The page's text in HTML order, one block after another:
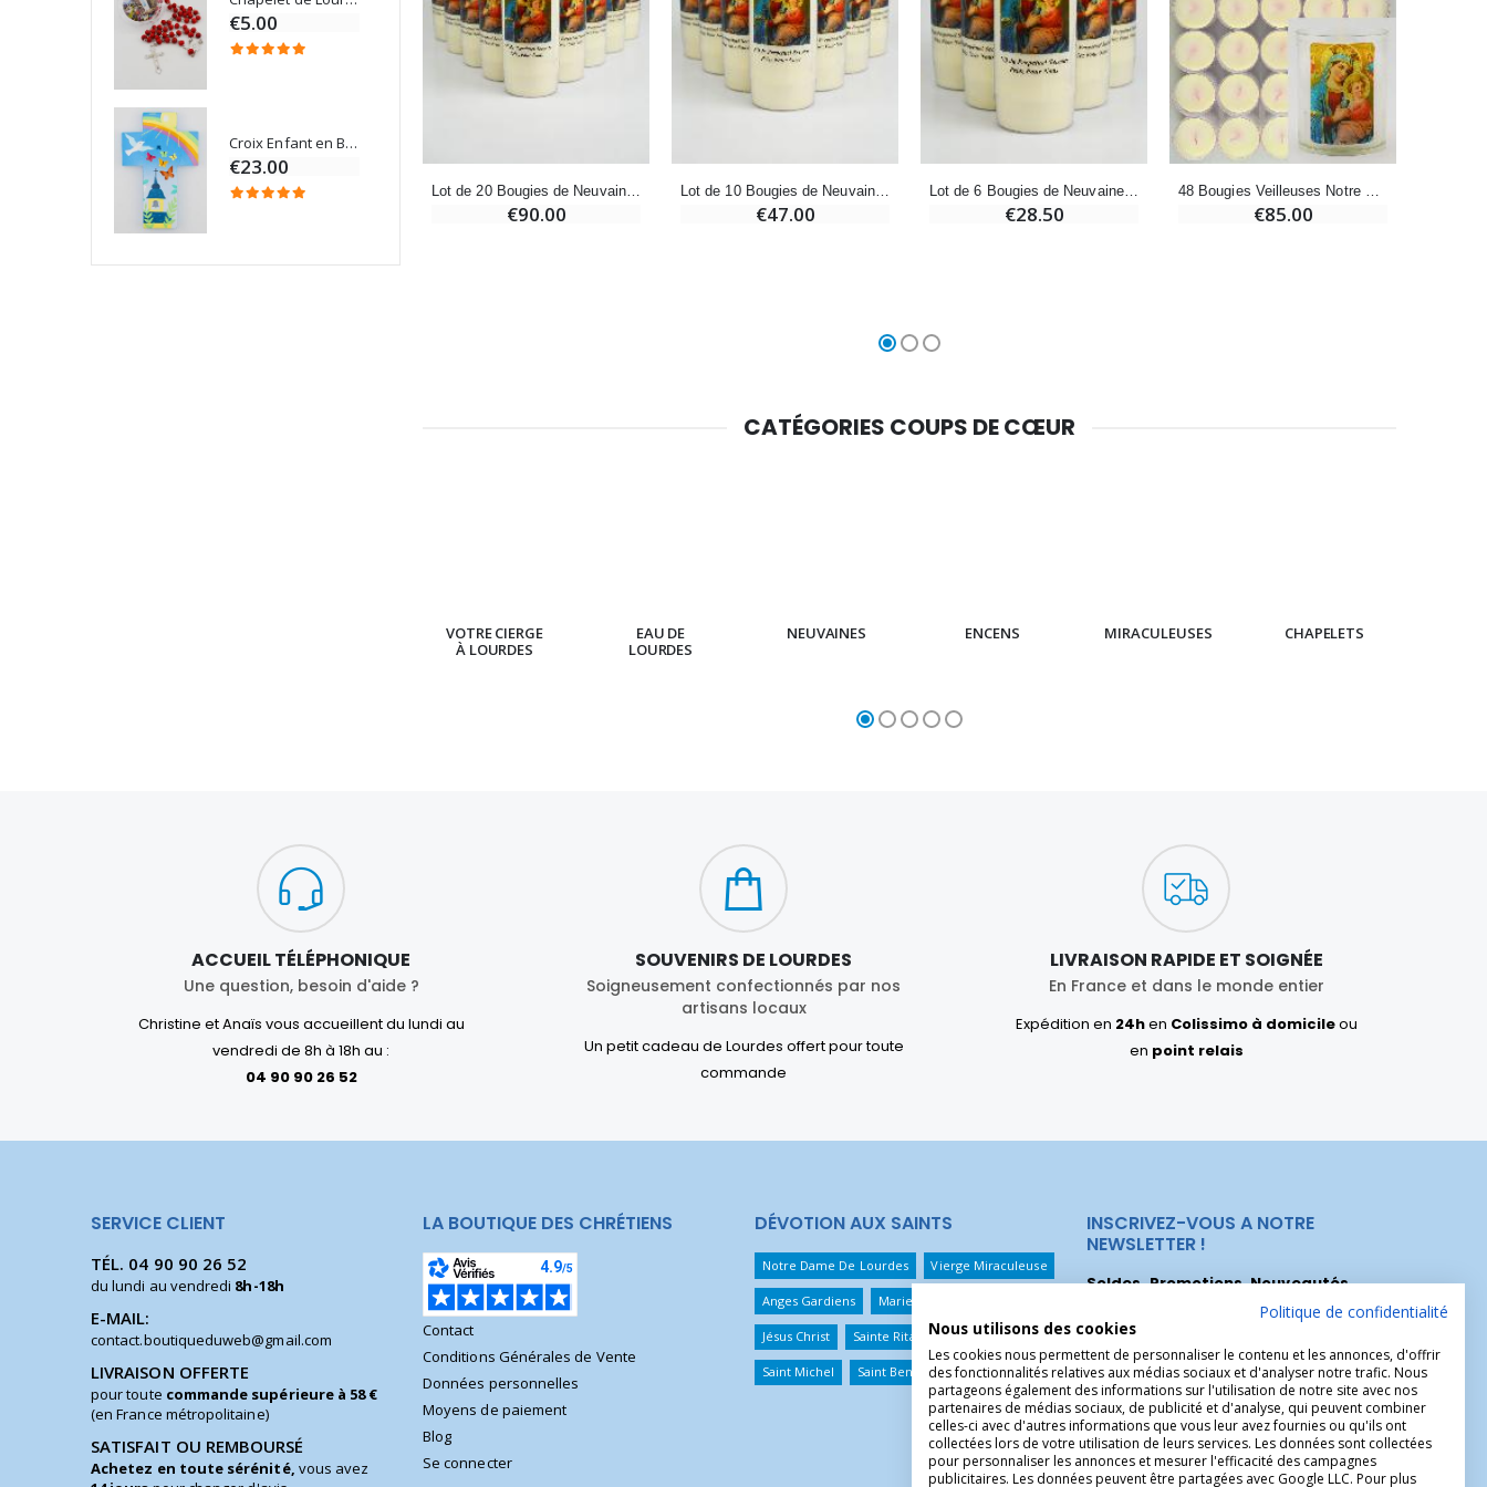
€5.00
Croix Enfant en Bois Eglise Papillons et Arc-en-ciel 15 cm
€23.00
€9.90
€4.90
€5.00
€23.00
€9.90
Bougie Neuvaine pour une Guérison - 17.5cm
€4.90
Lot de 20 Bougies de Neuvaine à Notre Dame du Perpétuel Secours
€90.00
Lot de 10 Bougies de Neuvaine à Notre Dame du Perpétuel Secours
€47.00
Lot de 6 Bougies de Neuvaine à Notre Dame du Perpétuel Secours
€28.50 €85.00
CATÉGORIES COUPS DE CŒUR
VOTRE CIERGE
À LOURDES
EAU DE
LOURDES
NEUVAINES ENCENS MIRACULEUSES CHAPELETS
ACCUEIL TÉLÉPHONIQUE
Une question, besoin d'aide ?
Christine et Anaïs vous accueillent du lundi au
vendredi de 8h à 18h au :
04 90 90 26 52
SOUVENIRS DE LOURDES
Soigneusement confectionnés par nos
artisans locaux
Un petit cadeau de Lourdes offert pour toute
commande
LIVRAISON RAPIDE ET SOIGNÉE
En France et dans le monde entier
Expédition en 24hen Colissimo à domicileou
en point relais
SERVICE CLIENT
TÉL. 04 90 90 26 52
du lundi au vendredi 8h-18h
E-MAIL:
contact.boutiqueduweb@gmail.com
LIVRAISON OFFERTE
pour toute commande supérieure à 58 €
(en France métropolitaine)
SATISFAIT OU REMBOURSÉ
Achetez en toute sérénité, vous avez
LA BOUTIQUE DES CHRÉTIENS
Contact
Conditions Générales de Vente
Données personnelles
Moyens de paiement
Blog
Se connecter
DÉVOTION AUX SAINTS
Notre Dame De Lourdes Vierge Miraculeuse
Anges Gardiens Marie Qui Défait Les Noeuds
Jésus Christ Sainte Rita Sainte Thérèse
Saint Michel Saint Benoît Saint Christophe
INSCRIVEZ-VOUS A NOTRE
NEWSLETTER !
Soldes, Promotions, Nouveautés...
Inscrivez-vous maintenant pour recevoir
nos meilleures offres.
Politique de confidentialité
Nous utilisons des cookies
Les cookies nous permettent de personnaliser le contenu et les annonces, d'offrir
des fonctionnalités relatives aux médias sociaux et d'analyser notre trafic. Nous
partageons également des informations sur l'utilisation de notre site avec nos
partenaires de médias sociaux, de publicité et d'analyse, qui peuvent combiner
celles-ci avec d'autres informations que vous leur avez fournies ou qu'ils ont
collectées lors de votre utilisation de leurs services. Les données sont collectées
pour personnaliser les annonces et mesurer l'efficacité des campagnes
publicitaires. Les données peuvent être partagées avec Google LLC. Pour plus